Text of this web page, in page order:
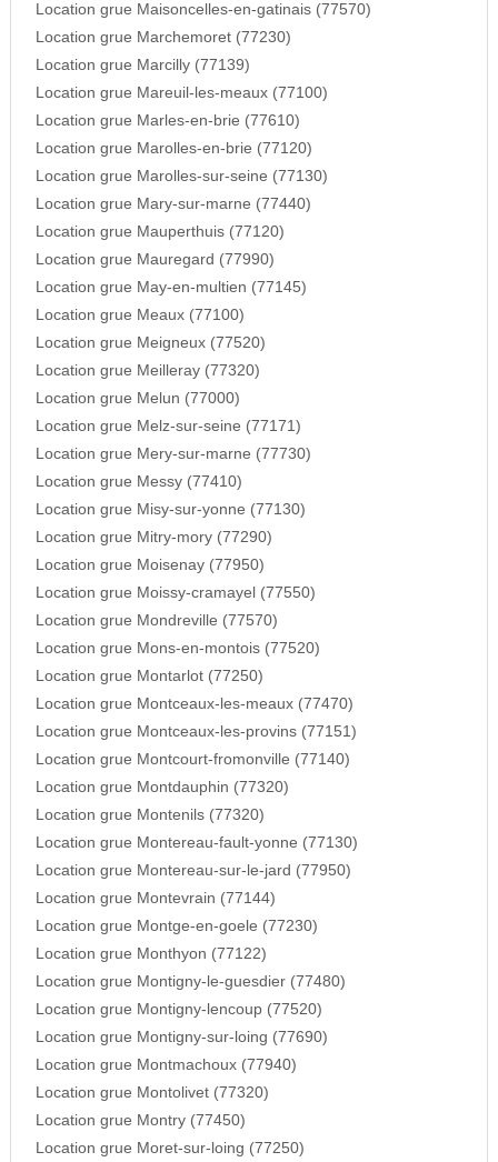
Location grue Maisoncelles-en-gatinais (77570)
Location grue Marchemoret (77230)
Location grue Marcilly (77139)
Location grue Mareuil-les-meaux (77100)
Location grue Marles-en-brie (77610)
Location grue Marolles-en-brie (77120)
Location grue Marolles-sur-seine (77130)
Location grue Mary-sur-marne (77440)
Location grue Mauperthuis (77120)
Location grue Mauregard (77990)
Location grue May-en-multien (77145)
Location grue Meaux (77100)
Location grue Meigneux (77520)
Location grue Meilleray (77320)
Location grue Melun (77000)
Location grue Melz-sur-seine (77171)
Location grue Mery-sur-marne (77730)
Location grue Messy (77410)
Location grue Misy-sur-yonne (77130)
Location grue Mitry-mory (77290)
Location grue Moisenay (77950)
Location grue Moissy-cramayel (77550)
Location grue Mondreville (77570)
Location grue Mons-en-montois (77520)
Location grue Montarlot (77250)
Location grue Montceaux-les-meaux (77470)
Location grue Montceaux-les-provins (77151)
Location grue Montcourt-fromonville (77140)
Location grue Montdauphin (77320)
Location grue Montenils (77320)
Location grue Montereau-fault-yonne (77130)
Location grue Montereau-sur-le-jard (77950)
Location grue Montevrain (77144)
Location grue Montge-en-goele (77230)
Location grue Monthyon (77122)
Location grue Montigny-le-guesdier (77480)
Location grue Montigny-lencoup (77520)
Location grue Montigny-sur-loing (77690)
Location grue Montmachoux (77940)
Location grue Montolivet (77320)
Location grue Montry (77450)
Location grue Moret-sur-loing (77250)